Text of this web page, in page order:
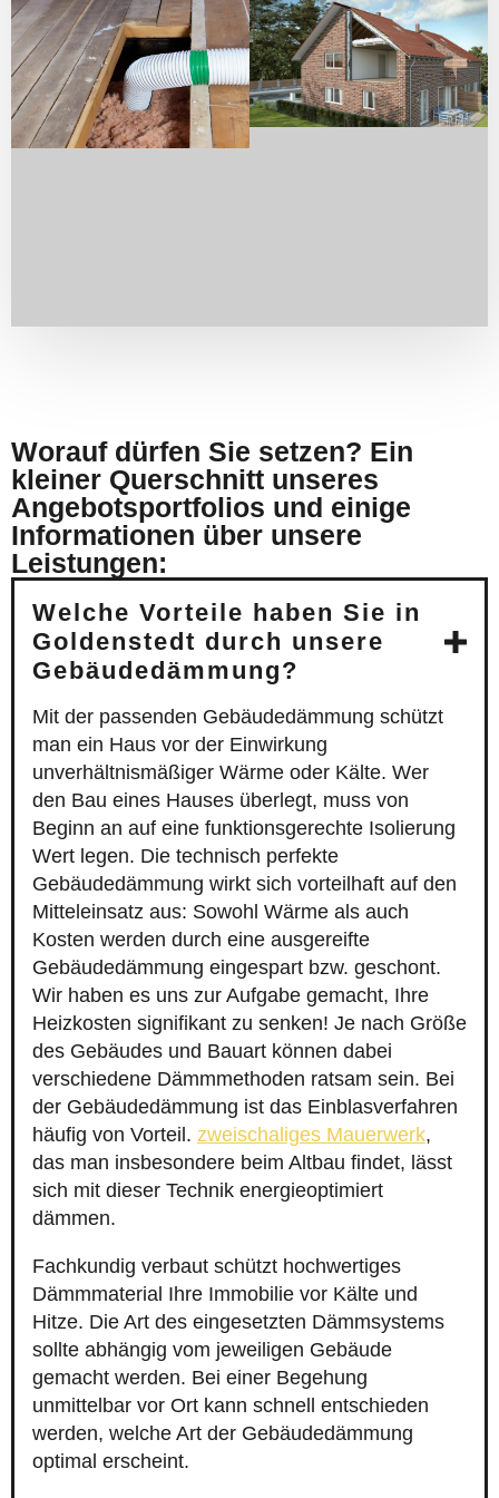
Worauf dürfen Sie setzen? Ein
kleiner Querschnitt unseres
Angebotsportfolios und einige
Informationen über unsere
Leistungen:
Welche Vorteile haben Sie in
Goldenstedt durch unsere
Gebäudedämmung?
Mit der passenden Gebäudedämmung schützt
man ein Haus vor der Einwirkung
unverhältnismäßiger Wärme oder Kälte. Wer
den Bau eines Hauses überlegt, muss von
Beginn an auf eine funktionsgerechte Isolierung
Wert legen. Die technisch perfekte
Gebäudedämmung wirkt sich vorteilhaft auf den
Mitteleinsatz aus: Sowohl Wärme als auch
Kosten werden durch eine ausgereifte
Gebäudedämmung eingespart bzw. geschont.
Wir haben es uns zur Aufgabe gemacht, Ihre
Heizkosten signifikant zu senken! Je nach Größe
des Gebäudes und Bauart können dabei
verschiedene Dämmmethoden ratsam sein. Bei
der Gebäudedämmung ist das Einblasverfahren
häufig von Vorteil. zweischaliges Mauerwerk,
das man insbesondere beim Altbau findet, lässt
sich mit dieser Technik energieoptimiert
dämmen.
Fachkundig verbaut schützt hochwertiges
Dämmmaterial Ihre Immobilie vor Kälte und
Hitze. Die Art des eingesetzten Dämmsystems
sollte abhängig vom jeweiligen Gebäude
gemacht werden. Bei einer Begehung
unmittelbar vor Ort kann schnell entschieden
werden, welche Art der Gebäudedämmung
optimal erscheint.